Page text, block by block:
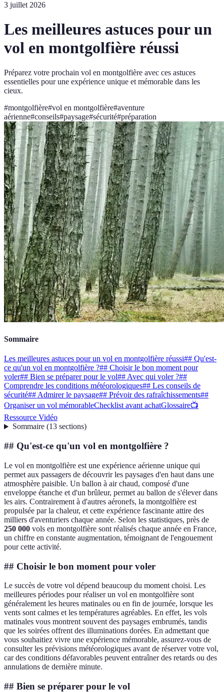
3 juillet 2026
Les meilleures astuces pour un
vol en montgolfière réussi
Préparez votre prochain vol en montgolfière avec ces astuces
essentielles pour une expérience unique et mémorable dans les
cieux.
#montgolfière#vol en montgolfière#aventure
aérienne#conseils#paysage#sécurité#préparation
Sommaire
Les meilleures astuces pour un vol en montgolfière réussi## Qu'est-
ce qu'un vol en montgolfière ?## Choisir le bon moment pour
voler## Bien se préparer pour le vol## Avec qui voler ?##
Comprendre les conditions météorologiques## Les conseils de
sécurité## Admirer le paysage## Prévoir des rafraîchissements##
Organiser un vol mémorableChecklist avant achatGlossaire📺
Ressource Vidéo
Sommaire(13 sections)
## Qu'est-ce qu'un vol en montgolfière ?
Le vol en montgolfière est une expérience aérienne unique qui
permet aux passagers de découvrir les paysages d'en haut dans une
atmosphère paisible. Un ballon à air chaud, composé d'une
enveloppe étanche et d'un brûleur, permet au ballon de s'élever dans
les airs. Contrairement à d'autres aéronefs, la montgolfière est
propulsée par la chaleur, et cette expérience fascinante attire des
milliers d'aventuriers chaque année. Selon les statistiques, près de
250 000 vols en montgolfière sont réalisés chaque année en France,
un chiffre en constante augmentation, témoignant de l'engouement
pour cette activité.
## Choisir le bon moment pour voler
Le succès de votre vol dépend beaucoup du moment choisi. Les
meilleures périodes pour réaliser un vol en montgolfière sont
généralement les heures matinales ou en fin de journée, lorsque les
vents sont calmes et les températures agréables. En effet, les vols
matinales vous montrent souvent des paysages embrumés, tandis
que les soirées offrent des illuminations dorées. En admettant que
vous souhaitiez vivre une expérience mémorable, assurez-vous de
consulter les prévisions météorologiques avant de réserver votre vol,
car des conditions défavorables peuvent entraîner des retards ou des
annulations de dernière minute.
## Bien se préparer pour le vol